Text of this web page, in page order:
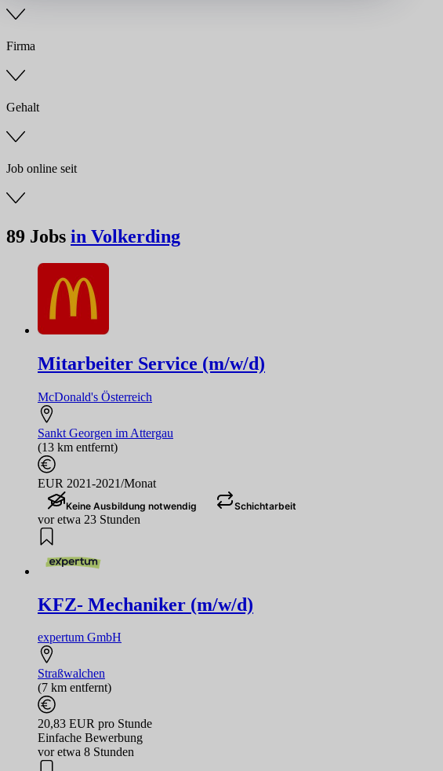
Firma
Gehalt
Job online seit
89 Jobs in Volkerding
Mitarbeiter Service (m/w/d)
McDonald's Österreich
Sankt Georgen im Attergau
(13 km entfernt)
EUR 2021-2021/Monat
Keine Ausbildung notwendig Schichtarbeit
vor etwa 23 Stunden
KFZ- Mechaniker (m/w/d)
expertum GmbH
Straßwalchen
(7 km entfernt)
20,83 EUR pro Stunde
Einfache Bewerbung
vor etwa 8 Stunden